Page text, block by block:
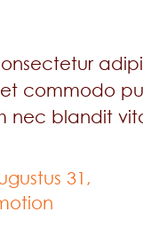
commodo
nec blandit
31,